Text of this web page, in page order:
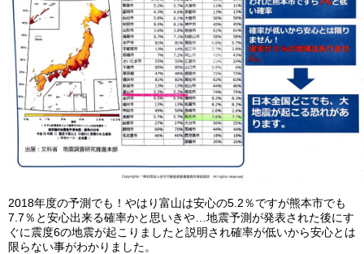
2018年度の予測でも！やはり富山は安心の5.2％ですが熊本市でも
7.7％と安心出来る確率かと思いきや…地震予測が発表された後にす
ぐに震度6の地震が起こりましたと説明され確率が低いから安心とは
限らない事がわかりました。